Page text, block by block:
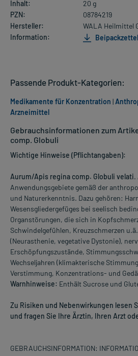
Inhalt:
20 g
PZN:
08784219
Hersteller:
WALA Heilmittel
Information:
Gebrauchsinformationen zum
comp. Globuli
Wichtige Hinweise (Pflichtangaben):
Aurum/Apis regina comp. Globuli velati.
Anwendungsgebiete gemäß der
und Naturerkenntnis. Dazu gehören:
Wesensgliedergefüges bei seelisch
Organstörungen, die sich in
Schwindelgefühlen, Kreuzschmerzen
(Neurasthenie, vegetative Dystonie),
Erschöpfungszustände,
Wechseljahren (klimakterische
Verstimmung, Konzentrations- und
Warnhinweise: Enthält Sucrose und
Zu Risiken und Nebenwirkungen lesen
und fragen Sie Ihre Ärztin, Ihren Arzt
GEBRAUCHSINFORMATION:
Passende Produkt-Kategorien:
Medikamente für Konzentration |
Arzneimittel